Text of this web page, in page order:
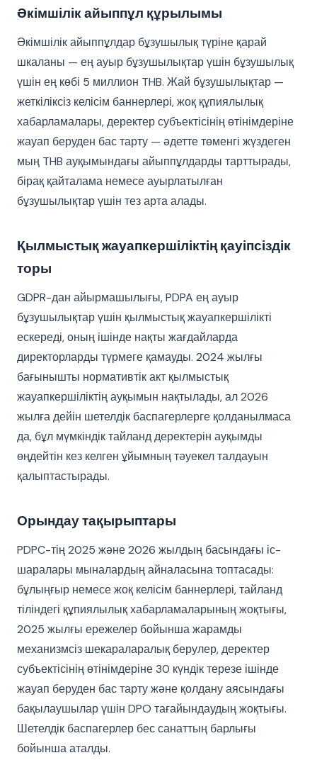
Әкімшілік айыппұл құрылымы
Әкімшілік айыппұлдар бұзушылық түріне қарай
шкаланы — ең ауыр бұзушылықтар үшін бұзушылық
үшін ең көбі 5 миллион THB. Жай бұзушылықтар —
жеткіліксіз келісім баннерлері, жоқ құпиялылық
хабарламалары, деректер субъектісінің өтінімдеріне
жауап беруден бас тарту — әдетте төменгі жүздеген
мың THB ауқымындағы айыппұлдарды тарттырады,
бірақ қайталама немесе ауырлатылған
бұзушылықтар үшін тез арта алады.
Қылмыстық жауапкершіліктің қауіпсіздік
торы
GDPR-дан айырмашылығы, PDPA ең ауыр
бұзушылықтар үшін қылмыстық жауапкершілікті
ескереді, оның ішінде нақты жағдайларда
директорларды түрмеге қамауды. 2024 жылғы
бағынышты нормативтік акт қылмыстық
жауапкершіліктің ауқымын нақтылады, ал 2026
жылға дейін шетелдік баспагерлерге қолданылмаса
да, бұл мүмкіндік тайланд деректерін ауқымды
өңдейтін кез келген ұйымның тәуекел талдауын
қалыптастырады.
Орындау тақырыптары
PDPC-тің 2025 және 2026 жылдың басындағы іс-
шаралары мыналардың айналасына топтасады:
бұлыңғыр немесе жоқ келісім баннерлері, тайланд
тіліндегі құпиялылық хабарламаларының жоқтығы,
2025 жылғы ережелер бойынша жарамды
механизмсіз шекараларалық берулер, деректер
субъектісінің өтінімдеріне 30 күндік терезе ішінде
жауап беруден бас тарту және қолдану аясындағы
бақылаушылар үшін DPO тағайындаудың жоқтығы.
Шетелдік баспагерлер бес санаттың барлығы
бойынша аталды.